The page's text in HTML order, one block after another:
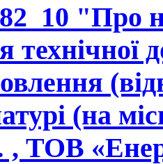
"Про
технічної
(на
ТОВ